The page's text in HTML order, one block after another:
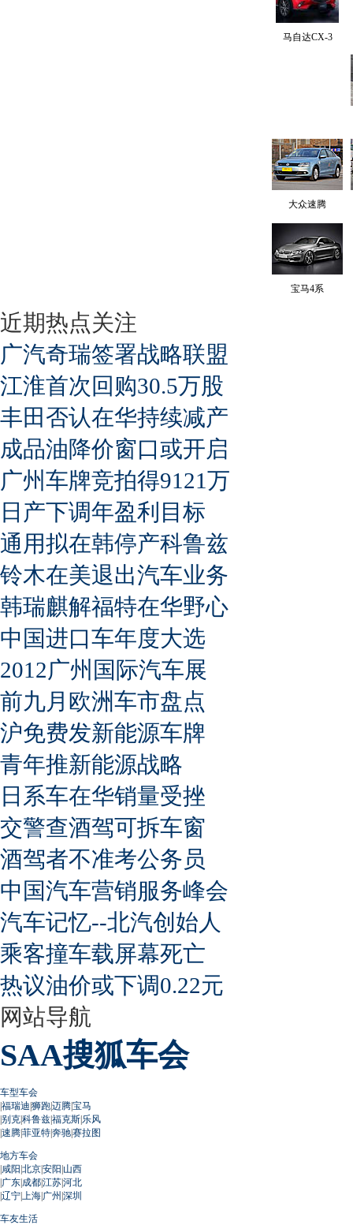
马自达CX-3
大众速腾
宝马4系
近期热点关注
广汽奇瑞签署战略联盟
江淮首次回购30.5万股
丰田否认在华持续减产
成品油降价窗口或开启
广州车牌竞拍得9121万
日产下调年盈利目标
通用拟在韩停产科鲁兹
铃木在美退出汽车业务
韩瑞麒解福特在华野心
中国进口车年度大选
2012广州国际汽车展
前九月欧洲车市盘点
沪免费发新能源车牌
青年推新能源战略
日系车在华销量受挫
交警查酒驾可拆车窗
酒驾者不准考公务员
中国汽车营销服务峰会
汽车记忆--北汽创始人
乘客撞车载屏幕死亡
热议油价或下调0.22元
网站导航
SAA搜狐车会
车型车会
|福瑞迪|狮跑|迈腾|宝马
|别克|科鲁兹|福克斯|乐风
|速腾|菲亚特|奔驰|赛拉图
地方车会
|咸阳|北京|安阳|山西
|广东|成都|江苏|河北
|辽宁| 上海|广州 |深圳
车友生活